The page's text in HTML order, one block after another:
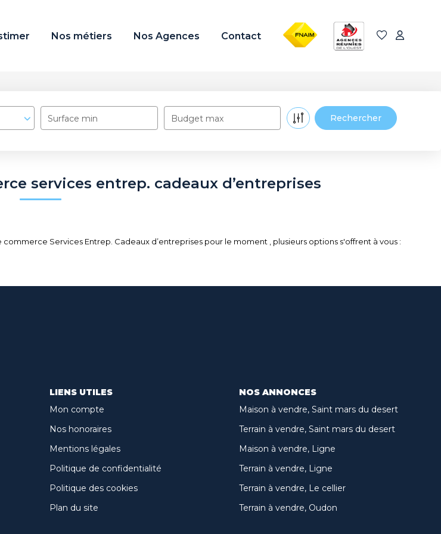
Nos métiers Nos Agences Contact
Surface min Budget max
services entrep. cadeaux d’entreprises
Services Entrep. Cadeaux d’entreprises pour le moment , plusieurs options s'offrent à vous :
LIENS UTILES
Mon compte
Nos honoraires
Mentions légales
Politique de confidentialité
Politique des cookies
Plan du site
NOS ANNONCES
Maison à vendre, Saint mars du desert
Terrain à vendre, Saint mars du desert
Maison à vendre, Ligne
Terrain à vendre, Ligne
Terrain à vendre, Le cellier
Terrain à vendre, Oudon